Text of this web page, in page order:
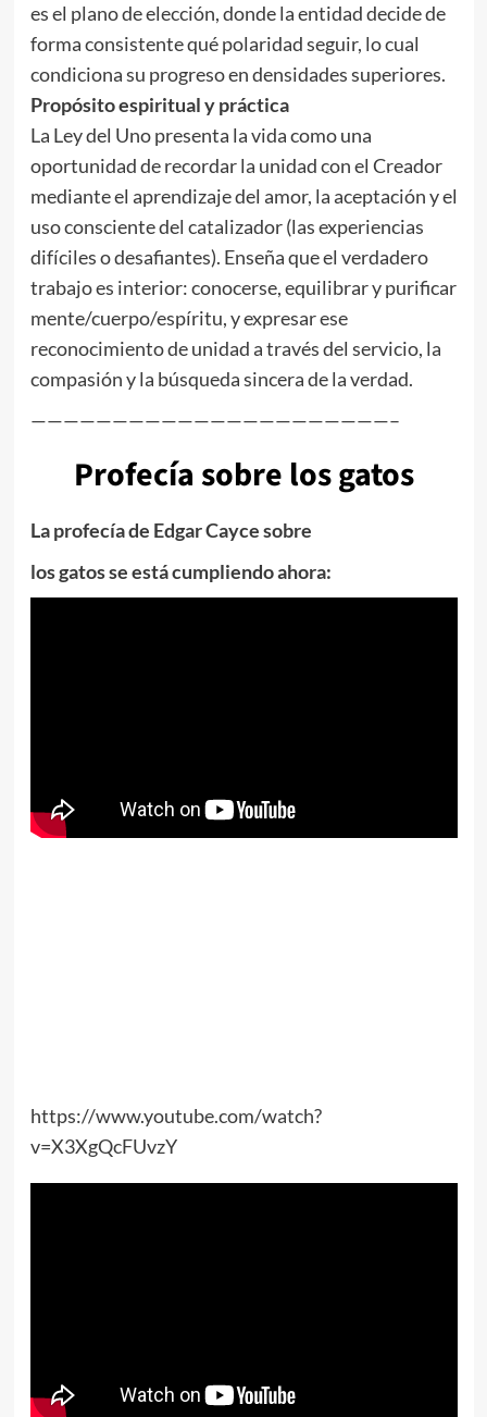
es el plano de elección, donde la entidad decide de
forma consistente qué polaridad seguir, lo cual
condiciona su progreso en densidades superiores.
Propósito espiritual y práctica
La Ley del Uno presenta la vida como una
oportunidad de recordar la unidad con el Creador
mediante el aprendizaje del amor, la aceptación y el
uso consciente del catalizador (las experiencias
difíciles o desafiantes). Enseña que el verdadero
trabajo es interior: conocerse, equilibrar y purificar
mente/cuerpo/espíritu, y expresar ese
reconocimiento de unidad a través del servicio, la
compasión y la búsqueda sincera de la verdad.
——————————————————————–
Profecía sobre los gatos
La profecía de Edgar Cayce sobre
los gatos se está cumpliendo ahora:
https://www.youtube.com/watch?
v=X3XgQcFUvzY